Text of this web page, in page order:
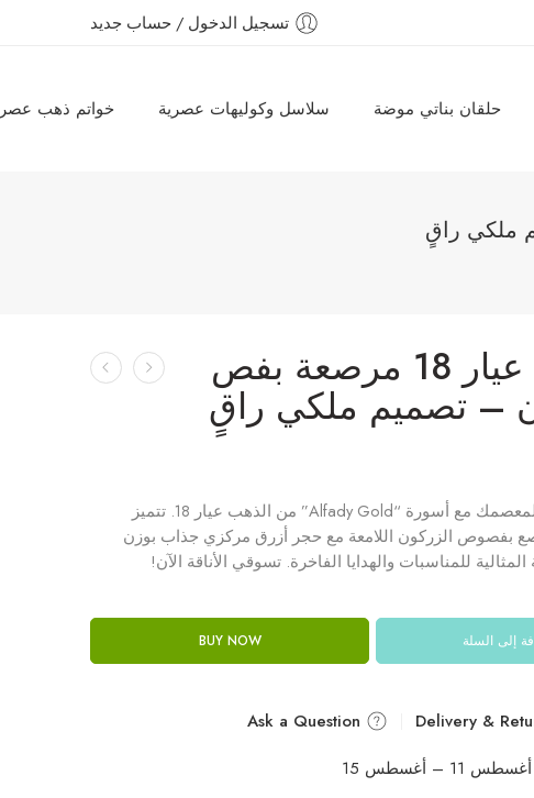
تسجيل الدخول / حساب جديد
حلقان بناتي موضة سلاسل وكوليهات عصرية خواتم ذهب
انسيال ذهب عيار 18 مرصعة بفص
– تصميم ملكي راقٍ
أضيفي سحراً خاصاً لمعصمك مع أسورة “Alfady Gold” من الذهب عيار 18. تتميز
بفصوص الزركون اللامعة مع حجر أزرق مركزي جذاب بوزن
إلى السلة BUY NOW
أغسطس 11 – أغسطس 15